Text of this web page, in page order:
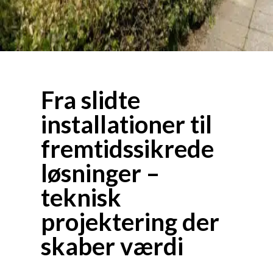
Fra slidte
installationer til
fremtidssikrede
løsninger –
teknisk
projektering der
skaber værdi